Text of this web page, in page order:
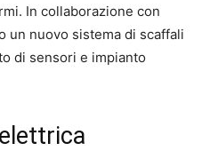
In collaborazione con
un nuovo sistema di scaffali
di sensori e impianto